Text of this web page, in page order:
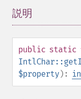
説明
public static
$property):